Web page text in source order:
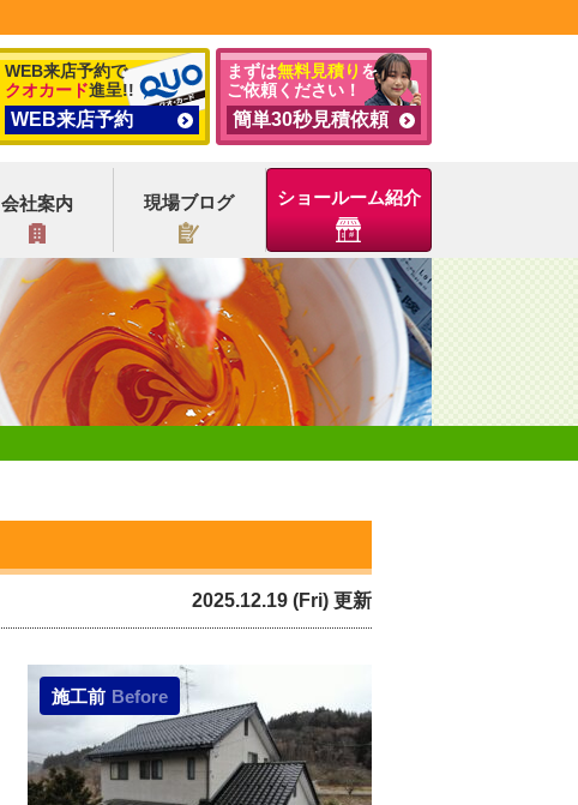
WEB来店予約で
クオカード進呈!!
WEB来店予約
まずは無料見積り を
ご依頼ください！
簡単30秒見積依頼
会社案内 現場ブログ ショールーム紹介
2025.12.19 (Fri) 更新
施工前 Before